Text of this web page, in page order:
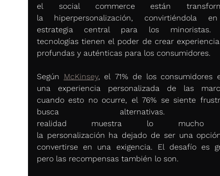
el social commerce están
la hiperpersonalización, convirtiéndola
estrategia central para los minoristas.
tecnologías tienen el poder de crear
profundas y auténticas para los consumidores.
Según McKinsey, el 71% de los consumidores
una experiencia personalizada de las
cuando esto no ocurre, el 76% se siente
busca alternativas.
realidad muestra lo mucho
la personalización ha dejado de ser una
convertirse en una exigencia. El desafío es
pero las recompensas también lo son.